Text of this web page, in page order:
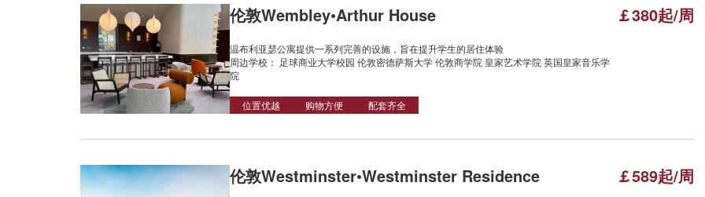
伦敦Wembley•Arthur House
温布利亚瑟公寓提供一系列完善的设施，旨在提升学生的居住体验
周边学校： 足球商业大学校园 伦敦密德萨斯大学 伦敦商学院 皇家艺术学院 英国皇家音乐学
院
位置优越 购物方便 配套齐全
￡380起/周
伦敦Westminster•Westminster Residence ￡589起/周